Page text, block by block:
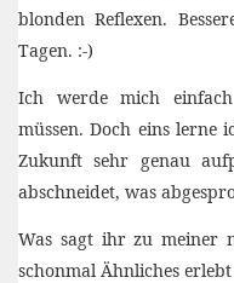
blonden Reflexen.
Tagen. :-)
Ich werde mich
müssen. Doch eins lerne
Zukunft sehr genau
abschneidet, was
Was sagt ihr zu meiner
schonmal Ähnliches